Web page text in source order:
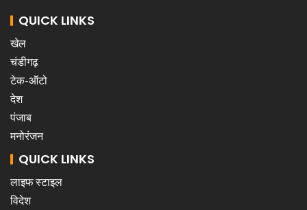
QUICK LINKS
खेल
चंडीगढ़
टेक-ऑटो
देश
पंजाब
मनोरंजन
QUICK LINKS
लाइफ स्टाइल
विदेश